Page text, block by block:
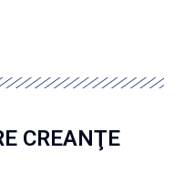
CREANŢE